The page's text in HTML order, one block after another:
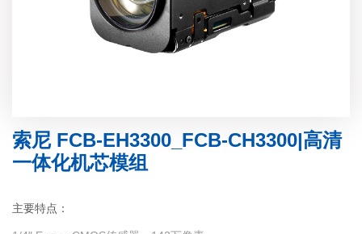
索尼 FCB-EH3300_FCB-CH3300|高清
一体化机芯模组
主要特点：